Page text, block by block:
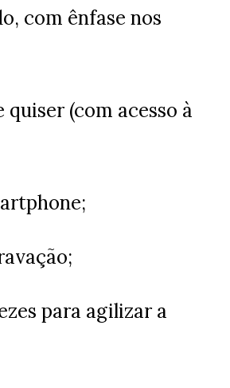
com ênfase nos
(com acesso à
para agilizar a